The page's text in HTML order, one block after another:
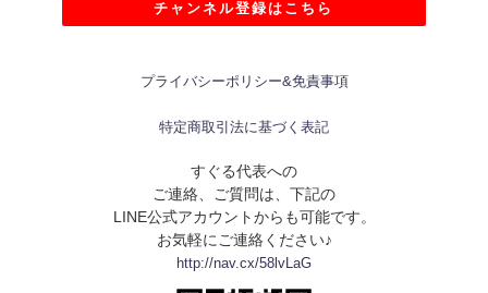
チャンネル登録はこちら
プライバシーポリシー&免責事項
特定商取引法に基づく表記
すぐる代表への
ご連絡、ご質問は、下記の
LINE公式アカウントからも可能です。
お気軽にご連絡ください♪
http://nav.cx/58lvLaG